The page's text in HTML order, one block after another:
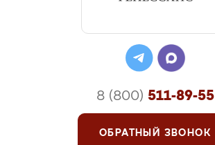
8 (800) 511-89-55
ОБРАТНЫЙ ЗВОНОК